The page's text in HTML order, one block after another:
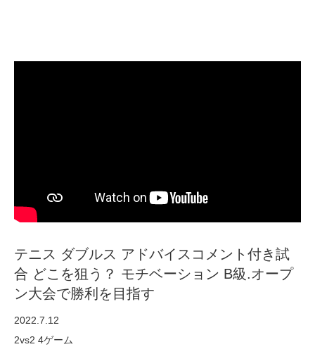
テニス ダブルス アドバイスコメント付き試
合 どこを狙う？ モチベーション B級.オープ
ン大会で勝利を目指す
2022.7.12
2vs2 4ゲーム